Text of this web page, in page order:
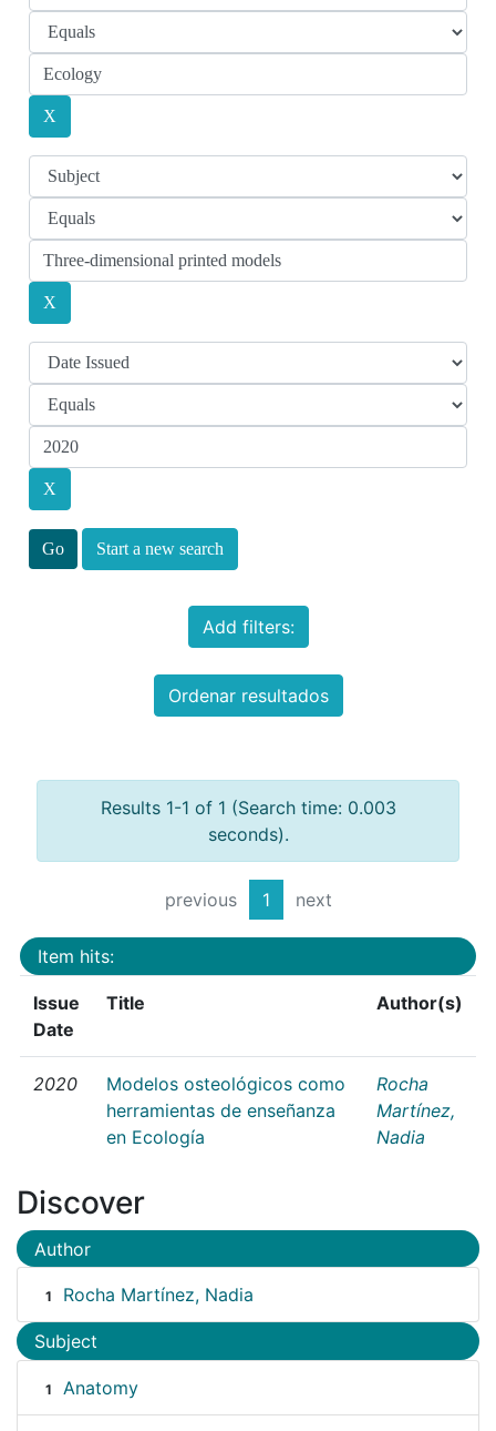
Start a new search
Add filters:
Ordenar resultados
Results 1-1 of 1 (Search time: 0.003
seconds).
previous 1 next
Item hits:
Issue
Date
Title Author(s)
2020
Modelos osteológicos como
herramientas de enseñanza
en Ecología
Rocha
Martínez,
Nadia
Discover
Author
1 Rocha Martínez, Nadia
Subject
1 Anatomy